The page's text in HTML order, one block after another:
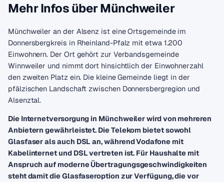
Mehr Infos über Münchweiler
Münchweiler an der Alsenz ist eine Ortsgemeinde im
Donnersbergkreis in Rheinland-Pfalz mit etwa 1.200
Einwohnern. Der Ort gehört zur Verbandsgemeinde
Winnweiler und nimmt dort hinsichtlich der Einwohnerzahl
den zweiten Platz ein. Die kleine Gemeinde liegt in der
pfälzischen Landschaft zwischen Donnersbergregion und
Alsenztal.
Die Internetversorgung in Münchweiler wird von mehreren
Anbietern gewährleistet. Die Telekom bietet sowohl
Glasfaser als auch DSL an, während Vodafone mit
Kabelinternet und DSL vertreten ist. Für Haushalte mit
Anspruch auf moderne Übertragungsgeschwindigkeiten
steht damit die Glasfaseroption zur Verfügung, die vor